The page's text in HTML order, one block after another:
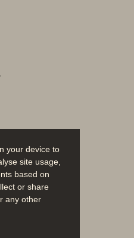
your device to
site usage,
based on
or share
any other